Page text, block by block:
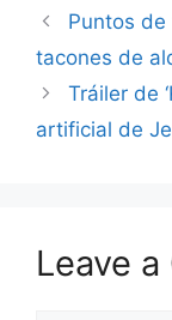
Puntos
tacones de
Tráiler de
artificial de
Leave